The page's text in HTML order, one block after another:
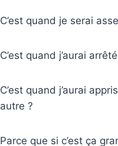
C’est quand je serai
C’est quand j’aurai
C’est quand j’aurai
autre ?
Parce que si c’est ça